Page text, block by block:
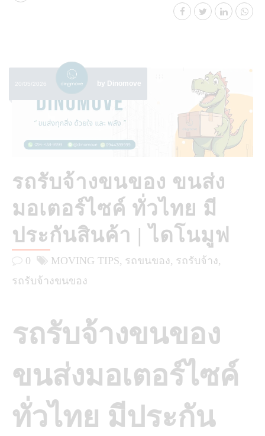
20/05/2026 by Dinomove
รถรับจ้างขนของ ขนส่ง
มอเตอร์ไซค์ ทั่วไทย มี
ประกันสินค้า | ไดโนมูฟ
0 MOVING TIPS รถขนของ รถรับจ้าง
รถรับจ้างขนของ
รถรับจ้างขนของ
ขนส่งมอเตอร์ไซค์
ทั่วไทย มีประกัน